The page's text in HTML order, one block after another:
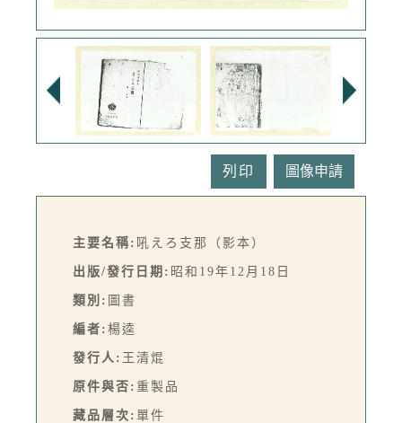
列印
主要名稱: 吼えろ支那（影本）
出版/發行日期: 昭和19年12月18日
類別: 圖書
編者: 楊逵
發行人: 王清焜
原件與否: 重製品
藏品層次: 單件